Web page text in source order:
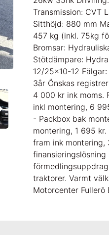
Transmission: CVT
Sitthöjd: 880 mm
457 kg (inkl. 75kg
Bromsar:
Stötdämpare:
12/25×10-12
3år Önskas
4 000 kr ink moms.
inkl montering, 6
- Packbox bak
montering, 1 695
fram ink montering,
traktorer. Varmt
Motorcenter Fullerö